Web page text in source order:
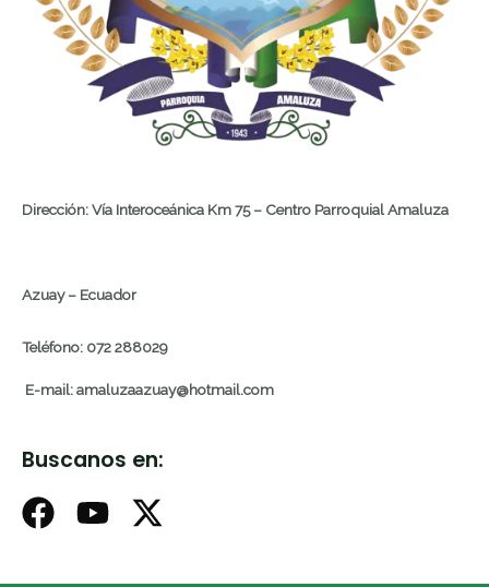
Dirección: Vía Interoceánica Km 75 – Centro Parroquial Amaluza
Azuay – Ecuador
Teléfono: 072 288029
E-mail: amaluzaazuay@hotmail.com
Buscanos en: